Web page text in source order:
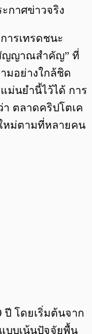
กาศข่าวจริง
ารเทรดชนะ
สัญญาณสำคัญ” ที่
มอย่างใกล้ชิด
ม่นยำนี้ไว้ได้ การ
า ตลาดคริปโตเค
หม่ตามที่หลายคน
ปี โดยเริ่มต้นจาก
บบเน้นปัจจัยพื้น